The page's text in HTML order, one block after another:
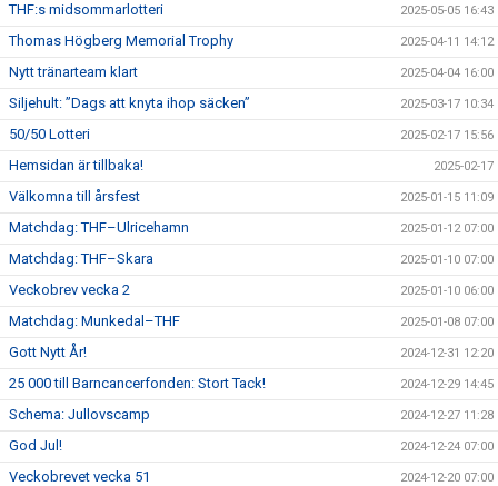
THF:s midsommarlotteri 2025-05-05 16:43
Thomas Högberg Memorial Trophy 2025-04-11 14:12
Nytt tränarteam klart 2025-04-04 16:00
Siljehult: ”Dags att knyta ihop säcken” 2025-03-17 10:34
50/50 Lotteri 2025-02-17 15:56
Hemsidan är tillbaka! 2025-02-17
Välkomna till årsfest 2025-01-15 11:09
Matchdag: THF–Ulricehamn 2025-01-12 07:00
Matchdag: THF–Skara 2025-01-10 07:00
Veckobrev vecka 2 2025-01-10 06:00
Matchdag: Munkedal–THF 2025-01-08 07:00
Gott Nytt År! 2024-12-31 12:20
25 000 till Barncancerfonden: Stort Tack! 2024-12-29 14:45
Schema: Jullovscamp 2024-12-27 11:28
God Jul! 2024-12-24 07:00
Veckobrevet vecka 51 2024-12-20 07:00